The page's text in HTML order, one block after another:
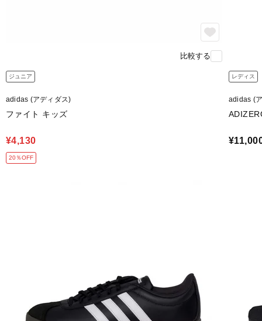
比較する
ジュニア
adidas (アディダス)
ファイト キッズ
¥4,130
20％OFF
レディス
adidas (